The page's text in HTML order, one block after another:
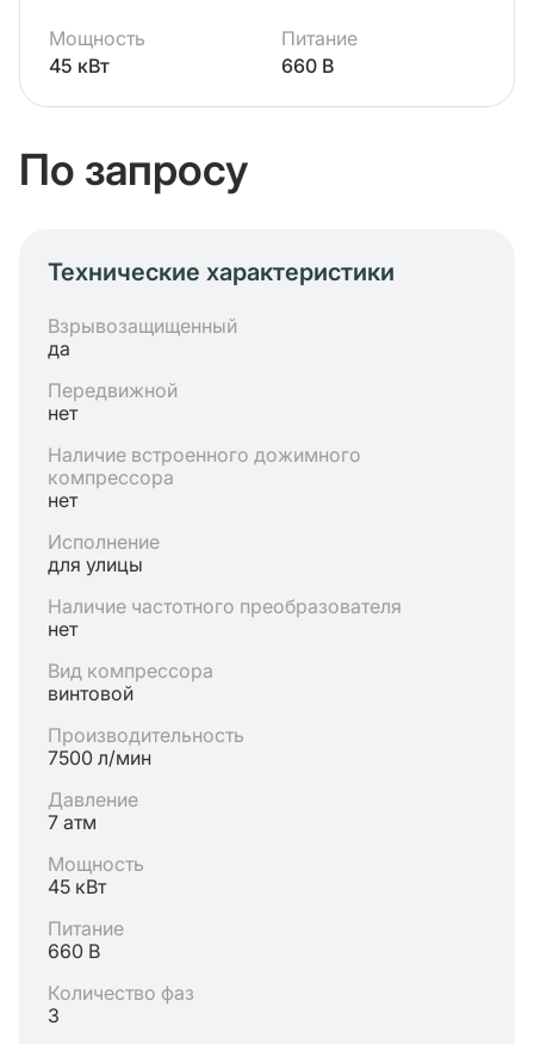
Мощность
45 кВт
Питание
660 В
По запросу
Технические характеристики
Взрывозащищенный
да
Передвижной
нет
Наличие встроенного дожимного
компрессора
нет
Исполнение
для улицы
Наличие частотного преобразователя
нет
Вид компрессора
винтовой
Производительность
7500 л/мин
Давление
7 атм
Мощность
45 кВт
Питание
660 В
Количество фаз
3